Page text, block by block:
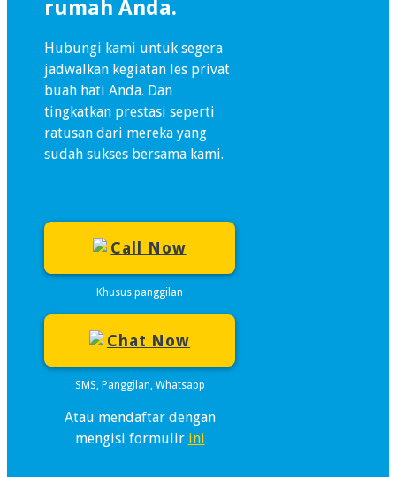
rumah Anda.
Hubungi kami untuk segera
jadwalkan kegiatan les privat
buah hati Anda. Dan
tingkatkan prestasi seperti
ratusan dari mereka yang
sudah sukses bersama kami.
Call Now
Khusus panggilan
Chat Now
SMS, Panggilan, Whatsapp
Atau mendaftar dengan
mengisi formulir ini